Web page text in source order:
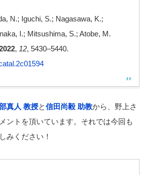
N.; Iguchi, S.; Nagasawa, K.;
I.; Mitsushima, S.; Atobe, M.
, 12, 5430–5440.
真人 教授と信田尚毅 助教から、野上さ
ントを頂いています。それでは今回も
みください！